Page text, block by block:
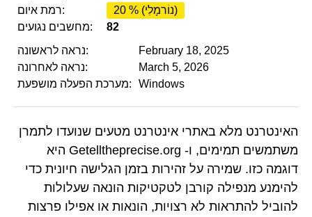
רמת איום:
20 % (נוֹרמָלִי)
מחשבים נגועים:
82
נראה לראשונה:
February 18, 2025
נראה לאחרונה:
March 5, 2026
מערכת הפעלה מושפעת:
Windows
האינטרנט מלא באתרי אינטרנט מטעים שנועדו לתמרן
משתמשים תמימים, ו- Getelltheprecise.org היא
דוגמה כזו. שמירה על זהירות בזמן הגלישה חיונית כדי
להימנע מנפילה קורבן לטקטיקות הונאה שעלולות
להוביל להתראות לא רצויות, הונאות או אפילו פרצות